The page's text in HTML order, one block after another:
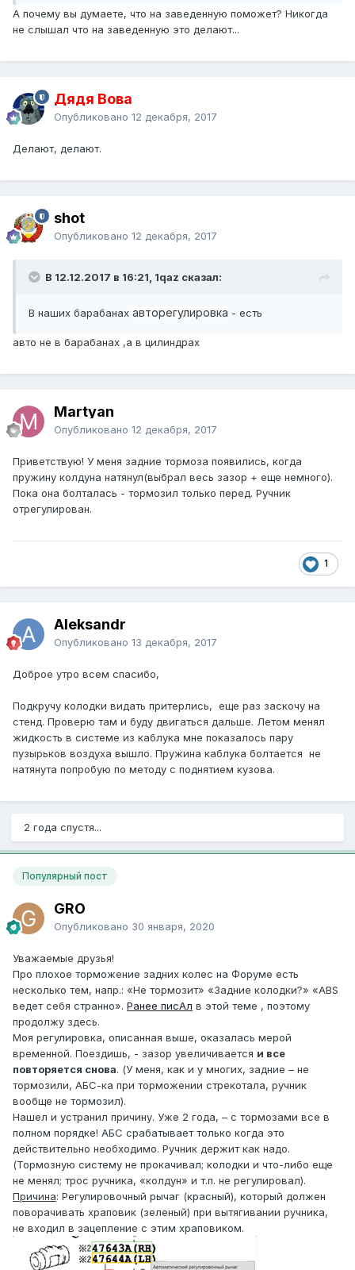
А почему вы думаете, что на заведенную поможет? Никогда
не слышал что на заведенную это делают...
Дядя Вова
Опубликовано 12 декабря, 2017
Делают, делают.
shot
Опубликовано 12 декабря, 2017
В 12.12.2017 в 16:21, 1qaz сказал:
В наших барабанах авторегулировка - есть
авто не в барабанах ,а в цилиндрах
Martyan
Опубликовано 12 декабря, 2017
Приветствую! У меня задние тормоза появились, когда
пружину колдуна натянул(выбрал весь зазор + еще немного).
Пока она болталась - тормозил только перед. Ручник
отрегулирован.
1
Aleksandr
Опубликовано 13 декабря, 2017
Доброе утро всем спасибо,
Подкручу колодки видать притерлись, еще раз заскочу на
стенд. Проверю там и буду двигаться дальше. Летом менял
жидкость в системе из каблука мне показалось пару
пузырьков воздуха вышло. Пружина каблука болтается не
натянута попробую по методу с поднятием кузова.
2 года спустя...
Популярный пост
GRO
Опубликовано 30 января, 2020
Уважаемые друзья!
Про плохое торможение задних колес на Форуме есть
несколько тем, напр.: «Не тормозит» «Задние колодки?» «ABS
ведет себя странно». Ранее писАл в этой теме , поэтому
продолжу здесь.
Моя регулировка, описанная выше, оказалась мерой
временной. Поездишь, - зазор увеличивается и все
повторяется снова. (У меня, как и у многих, задние – не
тормозили, АБС-ка при торможении стрекотала, ручник
вообще не тормозил).
Нашел и устранил причину. Уже 2 года, – с тормозами все в
полном порядке! АБС срабатывает только когда это
действительно необходимо. Ручник держит как надо.
(Тормозную систему не прокачивал; колодки и что-либо еще
не менял; трос ручника, «колдун» и т.п. не регулировал).
Причина: Регулировочный рычаг (красный), который должен
поворачивать храповик (зеленый) при вытягивании ручника,
не входил в зацепление с этим храповиком.